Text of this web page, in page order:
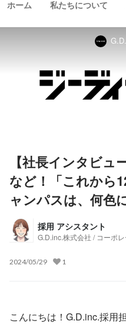
ホーム 私たちについて
【社長インタビュ
など！「これから
ャンパスは、何色
採用 アシスタント
G.D.inc.株式会社 / コーポ
2024/05/29 1
こんにちは！G.D.inc.採用